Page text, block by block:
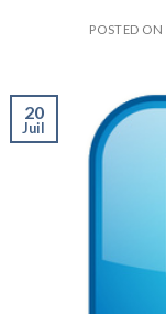
POSTED ON
20
Juil